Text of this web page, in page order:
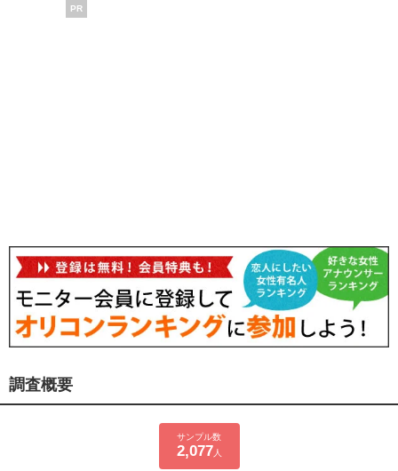
PR
調査概要
サンプル数
2,077 人